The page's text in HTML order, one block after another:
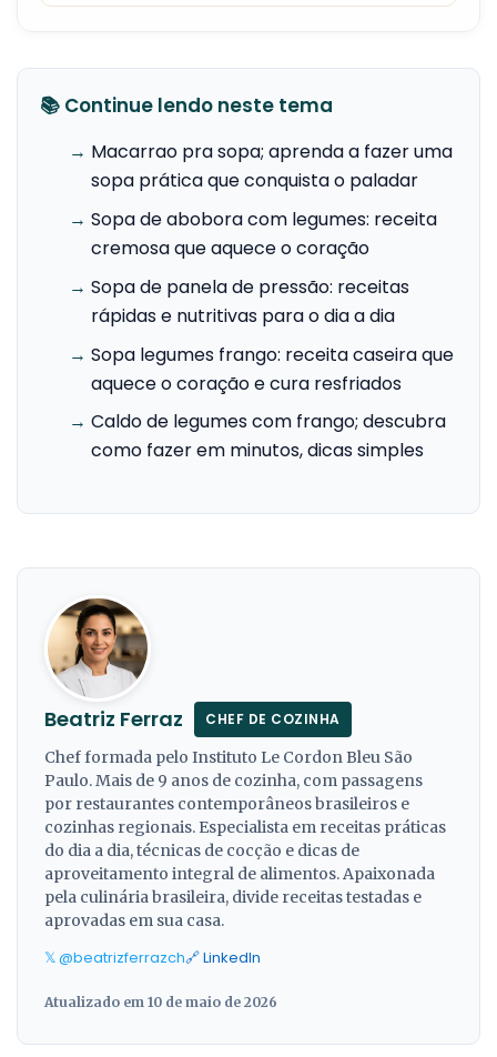
📚 Continue lendo neste tema
→ Macarrao pra sopa; aprenda a fazer uma
sopa prática que conquista o paladar
→ Sopa de abobora com legumes: receita
cremosa que aquece o coração
→ Sopa de panela de pressão: receitas
rápidas e nutritivas para o dia a dia
→ Sopa legumes frango: receita caseira que
aquece o coração e cura resfriados
→ Caldo de legumes com frango; descubra
como fazer em minutos, dicas simples
Beatriz Ferraz CHEF DE COZINHA
Chef formada pelo Instituto Le Cordon Bleu São
Paulo. Mais de 9 anos de cozinha, com passagens
por restaurantes contemporâneos brasileiros e
cozinhas regionais. Especialista em receitas práticas
do dia a dia, técnicas de cocção e dicas de
aproveitamento integral de alimentos. Apaixonada
pela culinária brasileira, divide receitas testadas e
aprovadas em sua casa.
𝕏 @beatrizferrazch🔗 LinkedIn
Atualizado em 10 de maio de 2026